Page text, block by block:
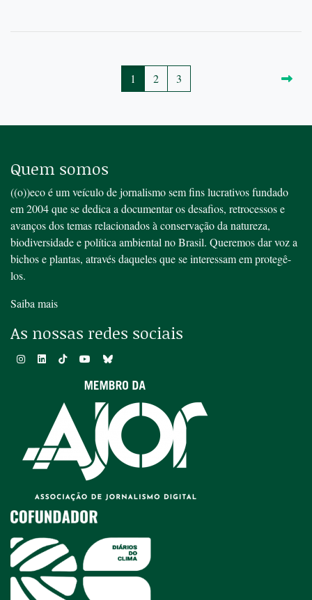
1 2 3
Quem somos
((o))eco é um veículo de jornalismo sem fins lucrativos fundado
em 2004 que se dedica a documentar os desafios, retrocessos e
avanços dos temas relacionados à conservação da natureza,
biodiversidade e política ambiental no Brasil. Queremos dar voz a
bichos e plantas, através daqueles que se interessam em protegê-
los.
Saiba mais
As nossas redes sociais